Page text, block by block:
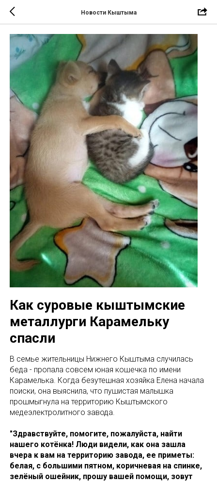
Новости Кыштыма
Как суровые кыштымские
металлурги Карамельку
спасли
В семье жительницы Нижнего Кыштыма случилась
беда - пропала совсем юная кошечка по имени
Карамелька. Когда безутешная хозяйка Елена начала
поиски, она выяснила, что пушистая малышка
прошмыгнула на территорию Кыштымского
медеэлектролитного завода.
"Здравствуйте, помогите, пожалуйста, найти
нашего котёнка! Люди видели, как она зашла
вчера к вам на территорию завода, ее приметы:
белая, с большими пятном, коричневая на спинке,
зелёный ошейник, прошу вашей помощи, зовут